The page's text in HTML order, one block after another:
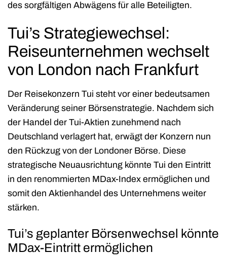
des sorgfältigen Abwägens für alle Beteiligten.
Tui’s Strategiewechsel:
Reiseunternehmen wechselt
von London nach Frankfurt
Der Reisekonzern Tui steht vor einer bedeutsamen
Veränderung seiner Börsenstrategie. Nachdem sich
der Handel der Tui-Aktien zunehmend nach
Deutschland verlagert hat, erwägt der Konzern nun
den Rückzug von der Londoner Börse. Diese
strategische Neuausrichtung könnte Tui den Eintritt
in den renommierten MDax-Index ermöglichen und
somit den Aktienhandel des Unternehmens weiter
stärken.
Tui’s geplanter Börsenwechsel könnte
MDax-Eintritt ermöglichen